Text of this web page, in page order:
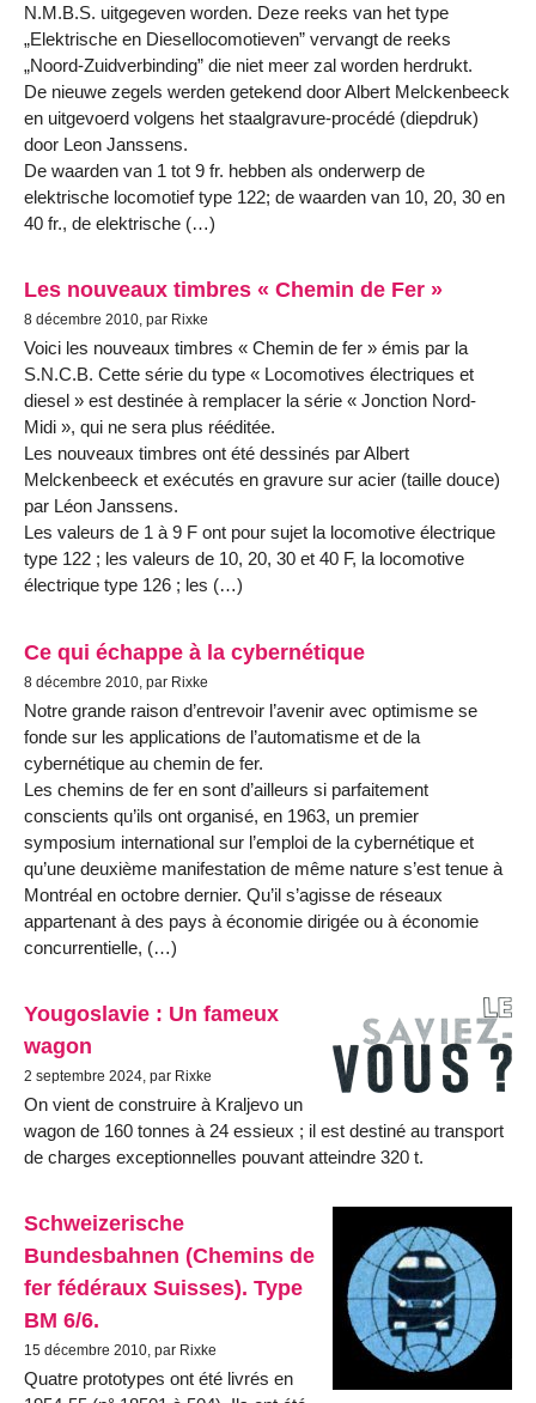
N.M.B.S. uitgegeven worden. Deze reeks van het type
„Elektrische en Diesellocomotieven” vervangt de reeks
„Noord-Zuidverbinding” die niet meer zal worden herdrukt.
De nieuwe zegels werden getekend door Albert Melckenbeeck
en uitgevoerd volgens het staalgravure-procédé (diepdruk)
door Leon Janssens.
De waarden van 1 tot 9 fr. hebben als onderwerp de
elektrische locomotief type 122; de waarden van 10, 20, 30 en
40 fr., de elektrische (…)
Les nouveaux timbres « Chemin de Fer »
8 décembre 2010, par Rixke
Voici les nouveaux timbres « Chemin de fer » émis par la
S.N.C.B. Cette série du type « Locomotives électriques et
diesel » est destinée à remplacer la série « Jonction Nord-
Midi », qui ne sera plus rééditée.
Les nouveaux timbres ont été dessinés par Albert
Melckenbeeck et exécutés en gravure sur acier (taille douce)
par Léon Janssens.
Les valeurs de 1 à 9 F ont pour sujet la locomotive électrique
type 122 ; les valeurs de 10, 20, 30 et 40 F, la locomotive
électrique type 126 ; les (…)
Ce qui échappe à la cybernétique
8 décembre 2010, par Rixke
Notre grande raison d’entrevoir l’avenir avec optimisme se
fonde sur les applications de l’automatisme et de la
cybernétique au chemin de fer.
Les chemins de fer en sont d’ailleurs si parfaitement
conscients qu’ils ont organisé, en 1963, un premier
symposium international sur l’emploi de la cybernétique et
qu’une deuxième manifestation de même nature s’est tenue à
Montréal en octobre dernier. Qu’il s’agisse de réseaux
appartenant à des pays à économie dirigée ou à économie
concurrentielle, (…)
Yougoslavie : Un fameux
wagon
2 septembre 2024, par Rixke
On vient de construire à Kraljevo un
wagon de 160 tonnes à 24 essieux ; il est destiné au transport
de charges exceptionnelles pouvant atteindre 320 t.
Schweizerische
Bundesbahnen (Chemins de
fer fédéraux Suisses). Type
BM 6/6.
15 décembre 2010, par Rixke
Quatre prototypes ont été livrés en